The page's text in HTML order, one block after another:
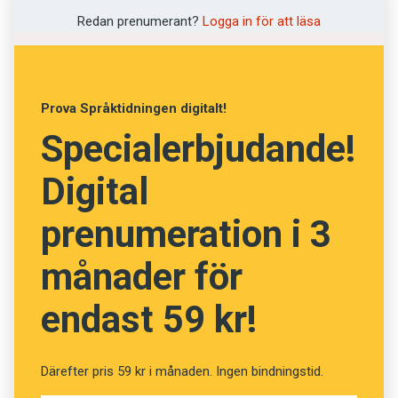
Vad betyder orden? (Kviss
Fråga13av24
Spjälka
Skämta
Klyva
Ysta
Anklaga
Redan prenumerant? Logga in för att läsa
Prova Språktidningen digitalt!
Specialerbjudande!
Digital
prenumeration i 3
månader för
endast 59 kr!
Därefter pris 59 kr i månaden. Ingen bindningstid.